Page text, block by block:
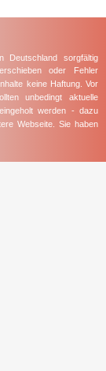
sorgfältig
oder Fehler
keine Haftung. Vor
unbedingt aktuelle
werden - dazu
Webseite. Sie haben